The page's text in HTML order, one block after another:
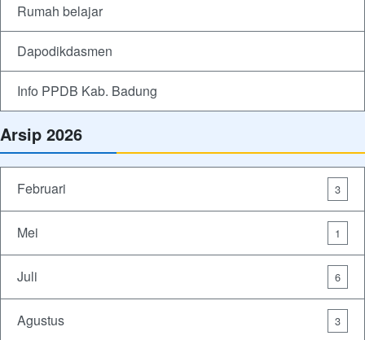
Rumah belajar
Dapodikdasmen
Info PPDB Kab. Badung
Arsip 2026
Februari 3
Mei 1
Juli 6
Agustus 3